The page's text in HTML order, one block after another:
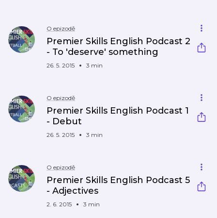
O epizodě
Premier Skills English Podcast 2
- To 'deserve' something
26. 5. 2015 3 min
O epizodě
Premier Skills English Podcast 1
- Debut
26. 5. 2015 3 min
O epizodě
Premier Skills English Podcast 5
- Adjectives
2. 6. 2015 3 min